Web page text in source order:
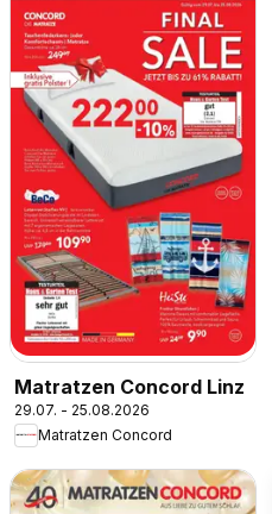
Matratzen Concord Linz
29.07. - 25.08.2026
Matratzen Concord